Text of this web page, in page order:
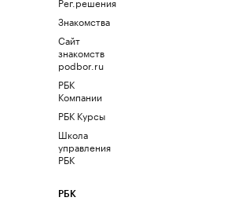
Знакомства
Сайт
знакомств
podbor.ru
РБК
Компании
РБК Курсы
Школа
управления
РБК
РБК